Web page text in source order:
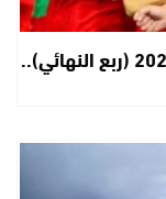
كأس أمم إفريقيا للسيدات – المغرب 2026 (ربع النهائي)..